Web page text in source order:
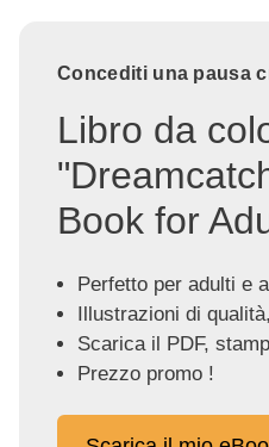
Concediti una pausa
Libro da
Book for
Perfetto per adulti e
Illustrazioni di
Scarica il PDF,
Prezzo promo !